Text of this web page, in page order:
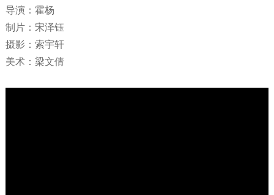
导演：霍杨
制片：宋泽钰
摄影：索宇轩
美术：梁文倩